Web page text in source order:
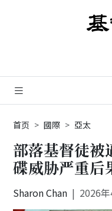
首页 國際 亞太
部落基督徒被
碟威胁严重后
Sharon Chan 2026